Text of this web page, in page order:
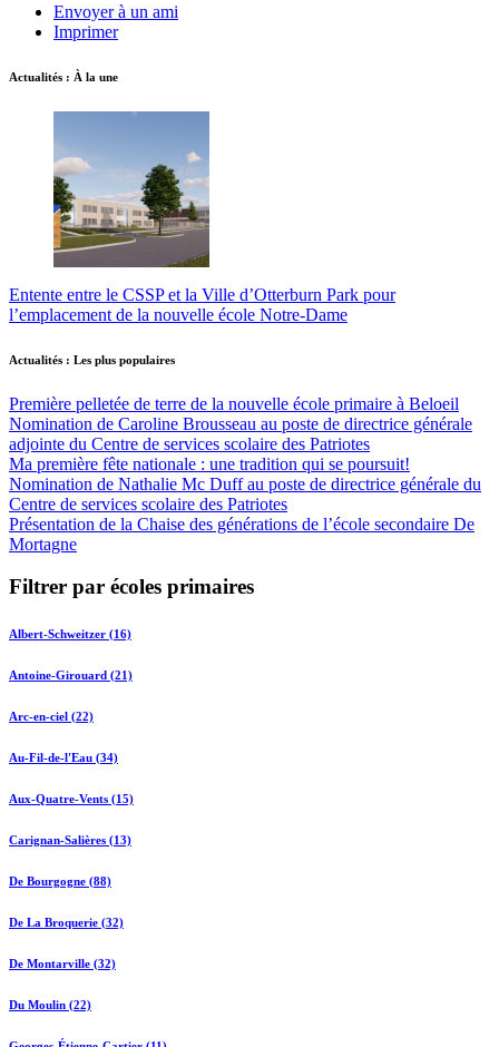
Envoyer à un ami
Imprimer
Actualités : À la une
Entente entre le CSSP et la Ville d’Otterburn Park pour
l’emplacement de la nouvelle école Notre-Dame
Actualités : Les plus populaires
Première pelletée de terre de la nouvelle école primaire à Beloeil
Nomination de Caroline Brousseau au poste de directrice générale
adjointe du Centre de services scolaire des Patriotes
Ma première fête nationale : une tradition qui se poursuit!
Nomination de Nathalie Mc Duff au poste de directrice générale du
Centre de services scolaire des Patriotes
Présentation de la Chaise des générations de l’école secondaire De
Mortagne
Filtrer par écoles primaires
Albert-Schweitzer (16)
Antoine-Girouard (21)
Arc-en-ciel (22)
Au-Fil-de-l'Eau (34)
Aux-Quatre-Vents (15)
Carignan-Salières (13)
De Bourgogne (88)
De La Broquerie (32)
De Montarville (32)
Du Moulin (22)